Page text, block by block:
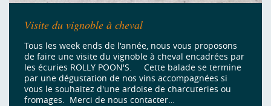
Visite du vignoble à cheval
Tous les week ends de l'année, nous vous proposons
de faire une visite du vignoble à cheval encadrées par
les écuries ROLLY POON'S. Cette balade se termine
par une dégustation de nos vins accompagnées si
vous le souhaitez d'une ardoise de charcuteries ou
fromages. Merci de nous contacter…